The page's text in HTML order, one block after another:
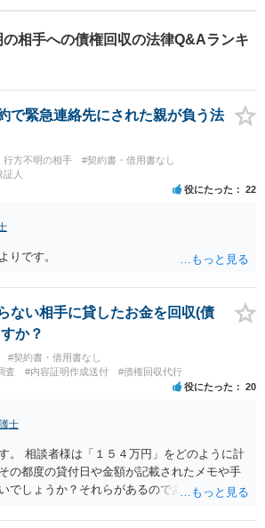
はありません。お気軽に弁護
士にご相談ください【休日・
夜間相談可】
相手への債権回収の法律Q&Aランキ
で緊急連絡先にされた親が負う法
行方不明の相手
#契約書・借用書なし
証人
役にたった 22
りです。
ない相手に貸したお金を回収(債
か？
#契約書・借用書なし
査
#内容証明作成送付 #債権回収代行
役にたった 20
士
。 相談者様は「１５４万円」をどのように計
の都度の貸付日や金額が記載されたメモや手
でしょうか？それらがあるのであればメール
は住民票上の住所であれば調査することは可